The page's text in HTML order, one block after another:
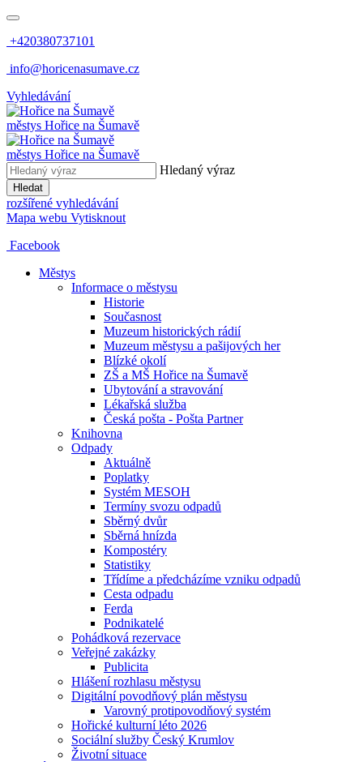
+420380737101
info@horicenasumave.cz
Vyhledávání
městys Hořice na Šumavě
městys Hořice na Šumavě
Hledaný výraz
Hledat
rozšířené vyhledávání
Mapa webu Vytisknout
Facebook
Městys
Informace o městysu
Historie
Současnost
Muzeum historických rádií
Muzeum městysu a pašijových her
Blízké okolí
ZŠ a MŠ Hořice na Šumavě
Ubytování a stravování
Lékařská služba
Česká pošta - Pošta Partner
Knihovna
Odpady
Aktuálně
Poplatky
Systém MESOH
Termíny svozu odpadů
Sběrný dvůr
Sběrná hnízda
Kompostéry
Statistiky
Třídíme a předcházíme vzniku odpadů
Cesta odpadu
Ferda
Podnikatelé
Pohádková rezervace
Veřejné zakázky
Publicita
Hlášení rozhlasu městysu
Digitální povodňový plán městysu
Varovný protipovodňový systém
Hořické kulturní léto 2026
Sociální služby Český Krumlov
Životní situace